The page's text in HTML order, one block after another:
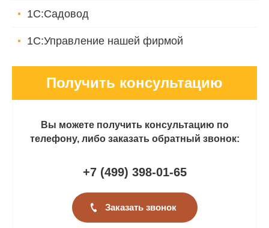
1С:Садовод
1С:Управление нашей фирмой
Получить консультацию
Вы можете получить консультацию по
телефону, либо заказать обратный звонок:
+7 (499) 398-01-65
Заказать звонок